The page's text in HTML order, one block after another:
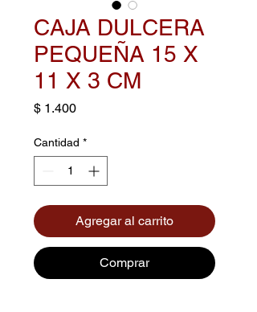
CAJA DULCERA
PEQUEÑA 15 X
11 X 3 CM
$ 1.400Precio
Cantidad *
Agregar al carrito
Comprar